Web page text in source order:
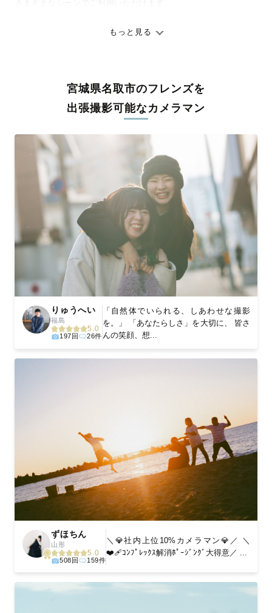
ありのままの空気感を大切に、何十年経っても見返したくなるよ
料金は全国どこでも一律。わかりやすく安心の価格設定です。オ
リジナルの研修と厳正な審査に合格し、撮影技術やホスピタリテ
ィを身につけたプロのカメラマンが全国47都道府県に在籍してい
験をお届けします。
丁寧なレタッチで思い出を美しく仕上げます
撮影後は、独自の編集技術で写真の明るさや色合いを丁寧に調
整。自然な雰囲気を残しつつも、おしゃれで洗練された仕上がり
に。きっと「こんな写真を撮ってほしかった！」と思える一枚に
出会えます。まずは、ラブグラフの
をご覧ください。
もっと見る
宮城県名取市のフレンズを
出張撮影可能なカメラマン
りゅうへい
福島
5.0
197回 26件
「自然体でいられる、しあわせな撮影
を。」 「あなたらしさ」を大切に、 皆さ
んの笑顔、想...
ずほちん
山形
5.0
508回 159件
＼💎社内上位10%カメラマン💎／ ＼
❤️‍🩹ｺﾝﾌﾟﾚｯｸｽ解消ﾎﾟｰｼﾞﾝｸﾞ大得意／ ...